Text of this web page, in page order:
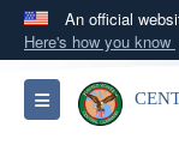
An official
Here's how you know
A.mil
Toggle navigation